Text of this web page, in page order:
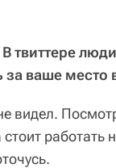
твиттере
за ваше место
видел.
работать